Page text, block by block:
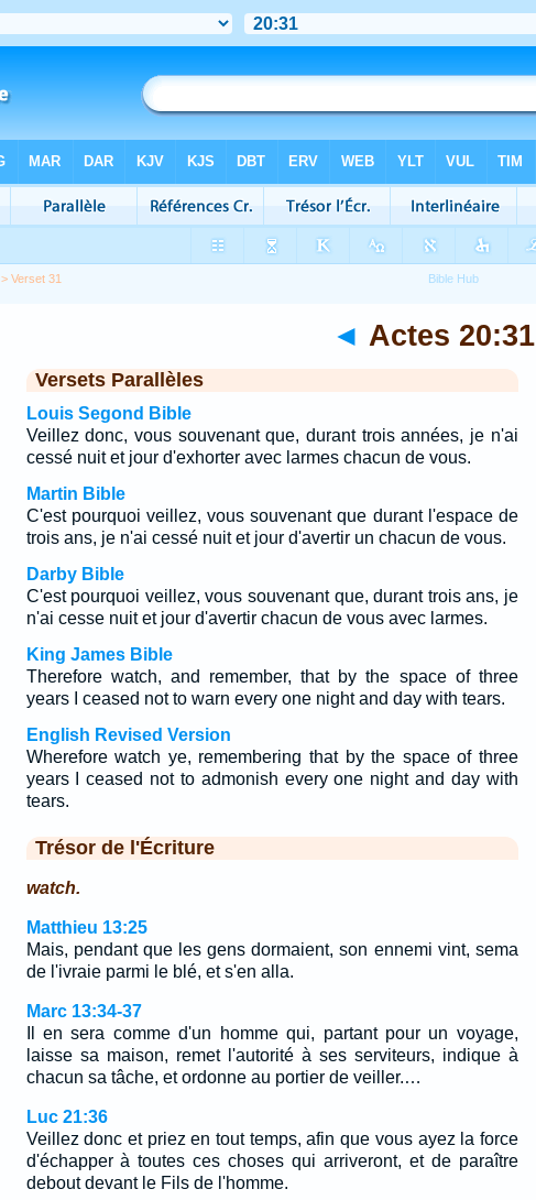
> Verset 31
◄ Actes 20:31
Versets Parallèles
Louis Segond Bible
Veillez donc, vous souvenant que, durant trois années, je n'ai
cessé nuit et jour d'exhorter avec larmes chacun de vous.
Martin Bible
C'est pourquoi veillez, vous souvenant que durant l'espace de
trois ans, je n'ai cessé nuit et jour d'avertir un chacun de vous.
Darby Bible
C'est pourquoi veillez, vous souvenant que, durant trois ans, je
n'ai cesse nuit et jour d'avertir chacun de vous avec larmes.
King James Bible
Therefore watch, and remember, that by the space of three
years I ceased not to warn every one night and day with tears.
English Revised Version
Wherefore watch ye, remembering that by the space of three
years I ceased not to admonish every one night and day with
tears.
Trésor de l'Écriture
watch.
Matthieu 13:25
Mais, pendant que les gens dormaient, son ennemi vint, sema
de l'ivraie parmi le blé, et s'en alla.
Marc 13:34-37
Il en sera comme d'un homme qui, partant pour un voyage,
laisse sa maison, remet l'autorité à ses serviteurs, indique à
chacun sa tâche, et ordonne au portier de veiller.…
Luc 21:36
Veillez donc et priez en tout temps, afin que vous ayez la force
d'échapper à toutes ces choses qui arriveront, et de paraître
debout devant le Fils de l'homme.